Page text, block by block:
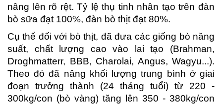
nâng lên rõ rệt. Tỷ lệ thụ tinh nhân tạo trên đàn
bò sữa đạt 100%, đàn bò thịt đạt 80%.
Cụ thể đối với bò thịt, đã đưa các giống bò năng
suất, chất lượng cao vào lai tạo (Brahman,
Droghmatterr, BBB, Charolai, Angus, Wagyu...).
Theo đó đã nâng khối lượng trung bình ở giai
đoạn trưởng thành (24 tháng tuổi) từ 220 -
300kg/con (bò vàng) tăng lên 350 - 380kg/con